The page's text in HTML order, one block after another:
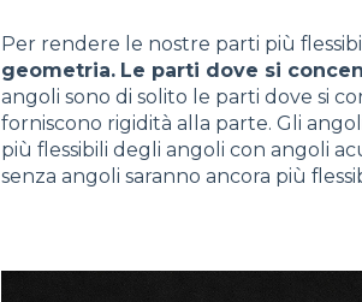
Per rendere le nostre parti più
geometria. Le parti dove si
angoli sono di solito le parti dove si
forniscono rigidità alla parte. Gli
più flessibili degli angoli con angoli
senza angoli saranno ancora più